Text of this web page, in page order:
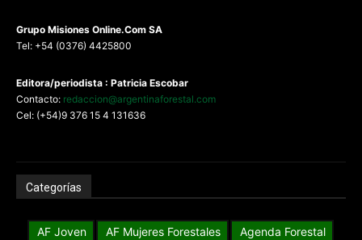
Grupo Misiones Online.Com SA
Tel: +54 (0376) 4425800
Editora/periodista : Patricia Escobar
Contacto: redaccion@argentinaforestal.com
Cel: (+54)9 376 15 4 131636
Categorías
AF Joven AF Mujeres Forestales
Agenda Forestal